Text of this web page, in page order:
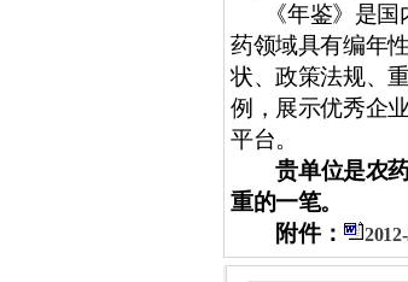
《年鉴》是国
药领域具有编年
状、政策法规、
例，展示优秀企
平台。
贵单位是农
重的一笔。
附件：